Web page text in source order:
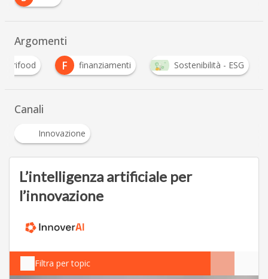
Argomenti
agrifood F finanziamenti Sostenibilità - ESG
Canali
Innovazione
L’intelligenza artificiale per
l’innovazione
Filtra per topic